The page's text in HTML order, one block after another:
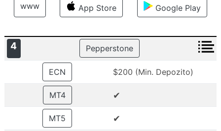
www App Store Google Play
4 Pepperstone
ECN $200 (Min. Depozito)
MT4 ✔
MT5 ✔